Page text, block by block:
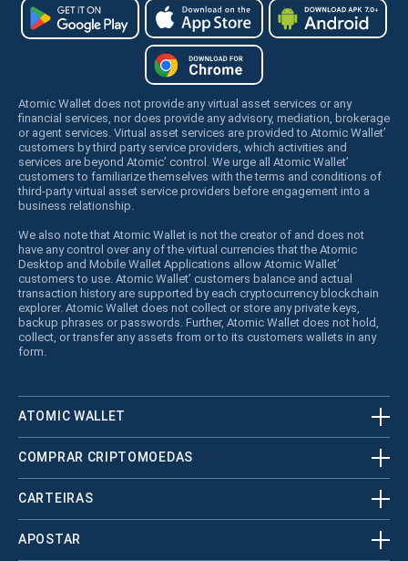
Atomic Wallet does not provide any virtual asset services or any
financial services, nor does provide any advisory, mediation, brokerage
or agent services. Virtual asset services are provided to Atomic Wallet’
customers by third party service providers, which activities and
services are beyond Atomic’ control. We urge all Atomic Wallet’
customers to familiarize themselves with the terms and conditions of
third-party virtual asset service providers before engagement into a
business relationship.
We also note that Atomic Wallet is not the creator of and does not
have any control over any of the virtual currencies that the Atomic
Desktop and Mobile Wallet Applications allow Atomic Wallet’
customers to use. Atomic Wallet’ customers balance and actual
transaction history are supported by each cryptocurrency blockchain
explorer. Atomic Wallet does not collect or store any private keys,
backup phrases or passwords. Further, Atomic Wallet does not hold,
collect, or transfer any assets from or to its customers wallets in any
form.
ATOMIC WALLET
COMPRAR CRIPTOMOEDAS
CARTEIRAS
APOSTAR